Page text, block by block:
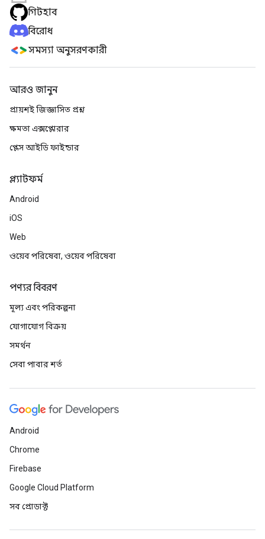
গিটহাব
বিরোধ
সমস্যা অনুসরণকারী
আরও জানুন
প্রায়শই জিজ্ঞাসিত প্রশ্ন
ক্ষমতা এক্সপ্লোরার
প্লেস আইডি ফাইন্ডার
প্ল্যাটফর্ম
Android
iOS
Web
ওয়েব পরিষেবা, ওয়েব পরিষেবা
পণ্যর বিবরণ
মূল্য এবং পরিকল্পনা
যোগাযোগ বিক্রয়
সমর্থন
সেবা পাবার শর্ত
Android
Chrome
Firebase
Google Cloud Platform
সব প্রোডাক্ট